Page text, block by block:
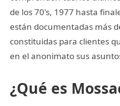
de los 70's, 1977 hasta
están documentadas más
constituidas para clientes
en el anonimato sus
¿Qué es